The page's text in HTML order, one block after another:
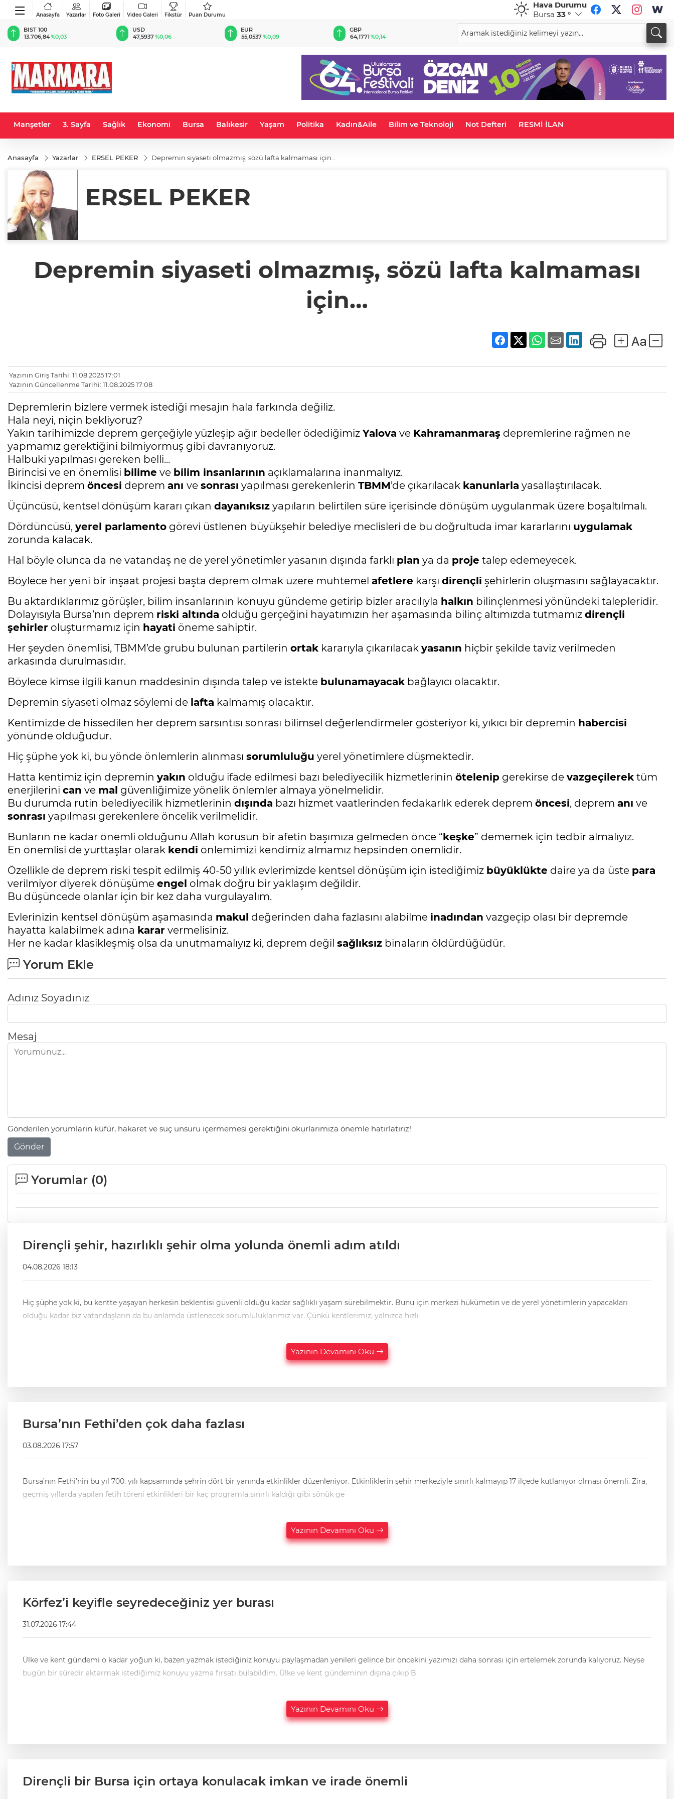
Anasayfa Yazarlar Foto Galeri Video Galeri Fikstür Puan Durumu
Hava Durumu
Bursa 33 °
BIST 100
13.706,84%0,03
USD
47,5937%0,06
EUR
55,0537%0,09
GBP
64,1771%0,14
CHF
58,8437%-0,14
33,9536
Manşetler 3. Sayfa Sağlık Ekonomi Bursa Balıkesir Yaşam Politika Kadın&Aile Bilim ve Teknoloji Not Defteri RESMİ İLAN
Anasayfa Yazarlar ERSEL PEKER Depremin siyaseti olmazmış, sözü lafta kalmaması için…
ERSEL PEKER
Depremin siyaseti olmazmış, sözü lafta kalmaması
için…
Yazının Giriş Tarihi: 11.08.2025 17:01
Yazının Güncellenme Tarihi: 11.08.2025 17:08
Depremlerin bizlere vermek istediği mesajın hala farkında değiliz.
Hala neyi, niçin bekliyoruz?
Yakın tarihimizde deprem gerçeğiyle yüzleşip ağır bedeller ödediğimiz Yalova ve Kahramanmaraş depremlerine rağmen ne
yapmamız gerektiğini bilmiyormuş gibi davranıyoruz.
Halbuki yapılması gereken belli...
Birincisi ve en önemlisi bilime ve bilim insanlarının açıklamalarına inanmalıyız.
İkincisi deprem öncesi deprem anı ve sonrası yapılması gerekenlerin TBMM’de çıkarılacak kanunlarla yasallaştırılacak.
Üçüncüsü, kentsel dönüşüm kararı çıkan dayanıksız yapıların belirtilen süre içerisinde dönüşüm uygulanmak üzere boşaltılmalı.
Dördüncüsü, yerel parlamento görevi üstlenen büyükşehir belediye meclisleri de bu doğrultuda imar kararlarını uygulamak
zorunda kalacak.
Hal böyle olunca da ne vatandaş ne de yerel yönetimler yasanın dışında farklı plan ya da proje talep edemeyecek.
Böylece her yeni bir inşaat projesi başta deprem olmak üzere muhtemel afetlere karşı dirençli şehirlerin oluşmasını sağlayacaktır.
Bu aktardıklarımız görüşler, bilim insanlarının konuyu gündeme getirip bizler aracılıyla halkın bilinçlenmesi yönündeki talepleridir.
Dolayısıyla Bursa’nın deprem riski altında olduğu gerçeğini hayatımızın her aşamasında bilinç altımızda tutmamız dirençli
şehirler oluşturmamız için hayati öneme sahiptir.
Her şeyden önemlisi, TBMM’de grubu bulunan partilerin ortak kararıyla çıkarılacak yasanın hiçbir şekilde taviz verilmeden
arkasında durulmasıdır.
Böylece kimse ilgili kanun maddesinin dışında talep ve istekte bulunamayacak bağlayıcı olacaktır.
Depremin siyaseti olmaz söylemi de lafta kalmamış olacaktır.
Kentimizde de hissedilen her deprem sarsıntısı sonrası bilimsel değerlendirmeler gösteriyor ki, yıkıcı bir depremin habercisi
yönünde olduğudur.
Hiç şüphe yok ki, bu yönde önlemlerin alınması sorumluluğu yerel yönetimlere düşmektedir.
Hatta kentimiz için depremin yakın olduğu ifade edilmesi bazı belediyecilik hizmetlerinin ötelenip gerekirse de vazgeçilerek tüm
enerjilerini can ve mal güvenliğimize yönelik önlemler almaya yönelmelidir.
Bu durumda rutin belediyecilik hizmetlerinin dışında bazı hizmet vaatlerinden fedakarlık ederek deprem öncesi, deprem anı ve
sonrası yapılması gerekenlere öncelik verilmelidir.
Bunların ne kadar önemli olduğunu Allah korusun bir afetin başımıza gelmeden önce “keşke” dememek için tedbir almalıyız.
En önemlisi de yurttaşlar olarak kendi önlemimizi kendimiz almamız hepsinden önemlidir.
Özellikle de deprem riski tespit edilmiş 40-50 yıllık evlerimizde kentsel dönüşüm için istediğimiz büyüklükte daire ya da üste para
verilmiyor diyerek dönüşüme engel olmak doğru bir yaklaşım değildir.
Bu düşüncede olanlar için bir kez daha vurgulayalım.
Evlerinizin kentsel dönüşüm aşamasında makul değerinden daha fazlasını alabilme inadından vazgeçip olası bir depremde
hayatta kalabilmek adına karar vermelisiniz.
Her ne kadar klasikleşmiş olsa da unutmamalıyız ki, deprem değil sağlıksız binaların öldürdüğüdür.
Yorum Ekle
Adınız Soyadınız
Mesaj
Gönderilen yorumların küfür, hakaret ve suç unsuru içermemesi gerektiğini okurlarımıza önemle hatırlatırız!
Gönder
Yorumlar (0)
Dirençli şehir, hazırlıklı şehir olma yolunda önemli adım atıldı
04.08.2026 18:13
Hiç şüphe yok ki, bu kentte yaşayan herkesin beklentisi güvenli olduğu kadar sağlıklı yaşam sürebilmektir. Bunu için merkezi hükümetin ve de yerel yönetimlerin yapacakları
olduğu kadar biz vatandaşların da bu anlamda üstlenecek sorumluluklarımız var. Çünkü kentlerimiz, yalnızca hızlı
Yazının Devamını Oku
Bursa’nın Fethi’den çok daha fazlası
03.08.2026 17:57
Bursa’nın Fethi’nin bu yıl 700. yılı kapsamında şehrin dört bir yanında etkinlikler düzenleniyor. Etkinliklerin şehir merkeziyle sınırlı kalmayıp 17 ilçede kutlanıyor olması önemli. Zira,
geçmiş yıllarda yapılan fetih töreni etkinlikleri bir kaç programla sınırlı kaldığı gibi sönük ge
Yazının Devamını Oku
Körfez’i keyifle seyredeceğiniz yer burası
31.07.2026 17:44
Ülke ve kent gündemi o kadar yoğun ki, bazen yazmak istediğiniz konuyu paylaşmadan yenileri gelince bir öncekini yazımızı daha sonrası için ertelemek zorunda kalıyoruz. Neyse
bugün bir süredir aktarmak istediğimiz konuyu yazma fırsatı bulabildim. Ülke ve kent gündeminin dışına çıkıp B
Yazının Devamını Oku
Dirençli bir Bursa için ortaya konulacak imkan ve irade önemli